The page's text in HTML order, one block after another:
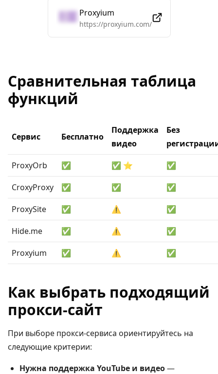
Proxyium
https://proxyium.com/
Сравнительная таблица
функций
Сервис Бесплатно
Поддержка
видео
Без
ProxyOrb ✅ ✅ ⭐ ✅
CroxyProxy ✅ ✅ ✅
ProxySite ✅ ⚠️ ✅
Hide.me ✅ ⚠️ ✅
Proxyium ✅ ⚠️ ✅
Как выбрать подходящий
прокси-сайт
При выборе прокси-сервиса ориентируйтесь на
следующие критерии:
Нужна поддержка YouTube и видео—